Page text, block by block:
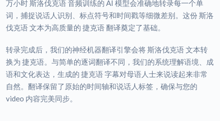
万小时 斯洛伐克语 音频训练的 AI 模型会准确地转录每一个单
词，捕捉说话人识别、标点符号和时间戳等细微差别。这份 斯洛
伐克语 文本为高质量的 捷克语 翻译奠定了基础。
转录完成后，我们的神经机器翻译引擎会将 斯洛伐克语 文本转
换为 捷克语。与简单的逐词翻译不同，我们的系统理解语境、成
语和文化表达，生成的 捷克语 字幕对母语人士来说读起来非常
自然。翻译保留了原始的时间轴和说话人标签，确保与您的
video 内容完美同步。